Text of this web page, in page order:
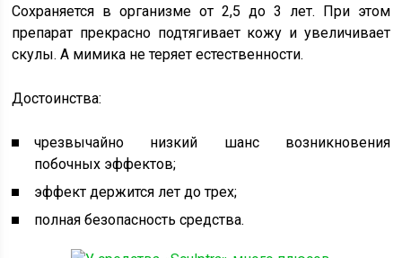
Сохраняется в организме от 2,5 до 3 лет. При этом
препарат прекрасно подтягивает кожу и увеличивает
скулы. А мимика не теряет естественности.
Достоинства:
чрезвычайно низкий шанс возникновения
побочных эффектов;
эффект держится лет до трех;
полная безопасность средства.